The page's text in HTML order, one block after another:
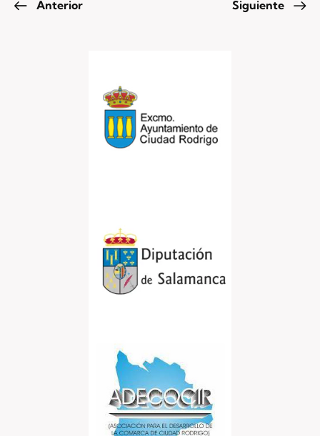
Anterior Siguiente